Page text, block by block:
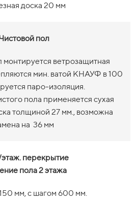
доска 20 мм
пол
ветрозащитная
мин. ватой КНАУФ в 100
паро-изоляция.
пола применяется сухая
толщиной 27 мм., возможна
на 36 мм
перекрытие
пола 2 этажа
мм, с шагом 600 мм.